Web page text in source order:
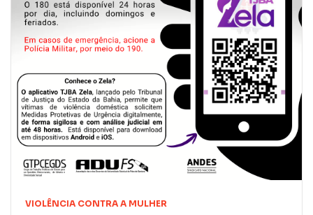
VIOLÊNCIA CONTRA A MULHER